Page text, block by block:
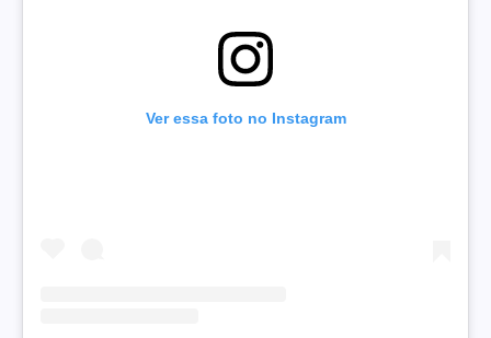
Ver essa foto no Instagram